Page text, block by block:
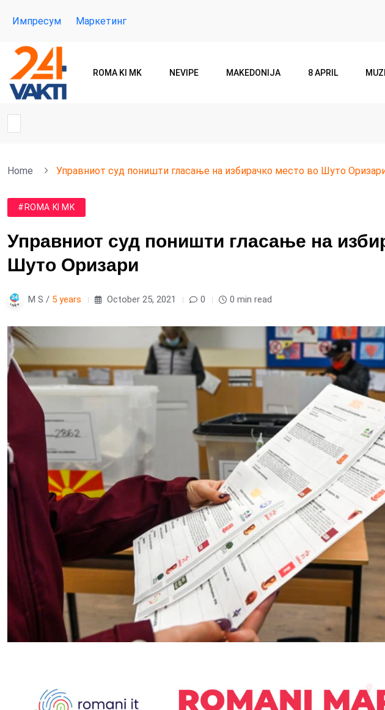
Импресум Маркетинг
ROMA KI MK NEVIPE MAKEDONIJA 8 APRIL
Home Управниот суд поништи гласање на избирачко место во Шуто
#ROMA KI MK
Управниот суд поништи гласање на
Шуто Оризари
M S / 5 years October 25, 2021 0 0 min read